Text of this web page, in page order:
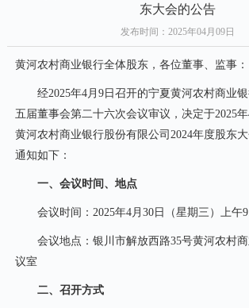
东大会的公告
发布时间 ：2025年04月09日
黄河农村商业银行全体股东，各位董事、监事：
经2025年4月9日召开的宁夏黄河农村商业银
五届董事会第二十六次会议审议，决定于2025
黄河农村商业银行股份有限公司2024年度股东
通知如下：
一、会议时间、地点
会议时间：2025年4月30日（星期三）上午
会议地点：银川市解放西路35号黄河农村商
议室
二、召开方式